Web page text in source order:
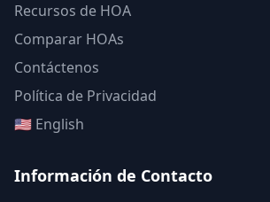
Recursos de HOA
Comparar HOAs
Contáctenos
Política de Privacidad
🇺🇸 English
Información de Contacto